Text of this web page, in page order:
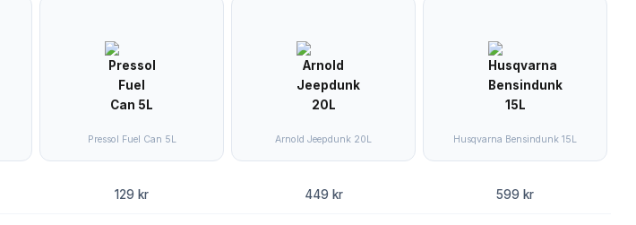
Pressol Fuel Can 5L Arnold Jeepdunk 20L Husqvarna Bensindunk 15L
129 kr 449 kr 599 kr